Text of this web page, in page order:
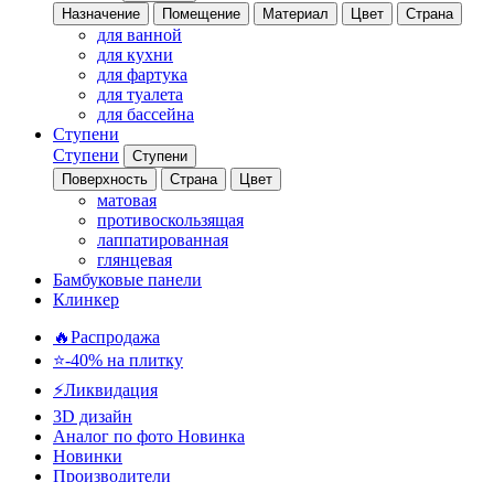
Назначение
Помещение Материал Цвет Страна
для ванной
для кухни
для фартука
для туалета
для бассейна
Ступени
Ступени
Ступени
Поверхность
Страна Цвет
матовая
противоскользящая
лаппатированная
глянцевая
Бамбуковые панели
Клинкер
🔥Распродажа
⭐-40% на плитку
⚡️Ликвидация
3D дизайн
Аналог по фото Новинка
Новинки
Производители